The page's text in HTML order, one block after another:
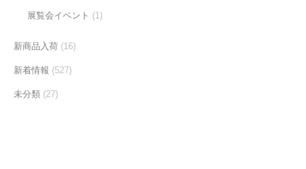
展覧会イベント (1)
新商品入荷 (16)
新着情報 (527)
未分類 (27)